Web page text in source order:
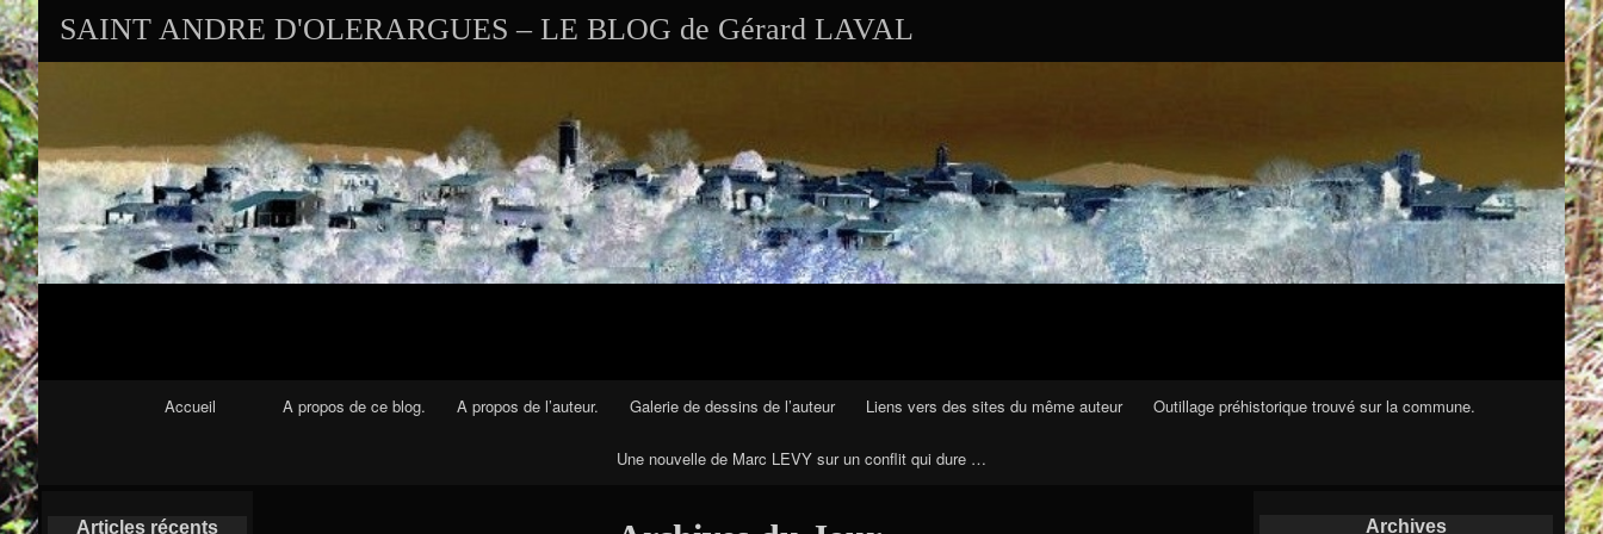
SAINT ANDRE D'OLERARGUES – LE BLOG de Gérard LAVAL
Navigation Principale
Accueil A propos de ce blog. A propos de l’auteur. Galerie de dessins de l’auteur Liens vers des sites du même auteur Outillage préhistorique trouvé sur la commune.
Une nouvelle de Marc LEVY sur un conflit qui dure …
Archives
Articles récents